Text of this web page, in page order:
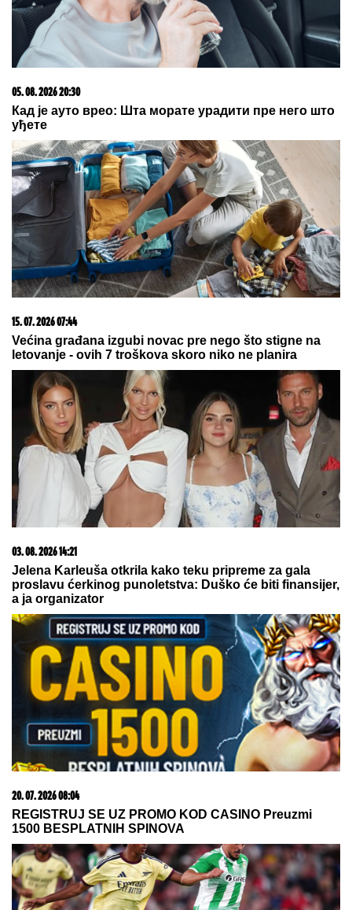
05. 08. 2026 20:30
Кад је ауто врео: Шта морате урадити пре него што
уђете
15. 07. 2026 07:44
Većina građana izgubi novac pre nego što stigne na
letovanje - ovih 7 troškova skoro niko ne planira
03. 08. 2026 14:21
Jelena Karleuša otkrila kako teku pripreme za gala
proslavu ćerkinog punoletstva: Duško će biti finansijer,
a ja organizator
20. 07. 2026 08:04
REGISTRUJ SE UZ PROMO KOD CASINO Preuzmi
1500 BESPLATNIH SPINOVA